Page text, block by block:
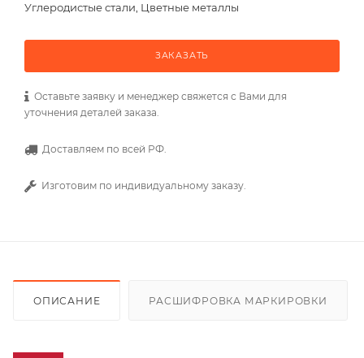
Углеродистые стали, Цветные металлы
ЗАКАЗАТЬ
Оставьте заявку и менеджер свяжется с Вами для
уточнения деталей заказа.
Доставляем по всей РФ.
Изготовим по индивидуальному заказу.
ОПИСАНИЕ РАСШИФРОВКА МАРКИРОВКИ